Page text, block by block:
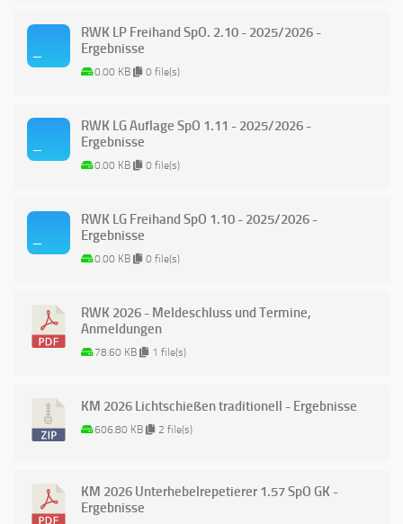
RWK LP Freihand SpO. 2.10 - 2025/2026 -
Ergebnisse
0.00 KB 0 file(s)
RWK LG Auflage SpO 1.11 - 2025/2026 -
Ergebnisse
0.00 KB 0 file(s)
RWK LG Freihand SpO 1.10 - 2025/2026 -
Ergebnisse
0.00 KB 0 file(s)
RWK 2026 - Meldeschluss und Termine,
Anmeldungen
78.60 KB 1 file(s)
KM 2026 Lichtschießen traditionell - Ergebnisse
606.80 KB 2 file(s)
KM 2026 Unterhebelrepetierer 1.57 SpO GK -
Ergebnisse